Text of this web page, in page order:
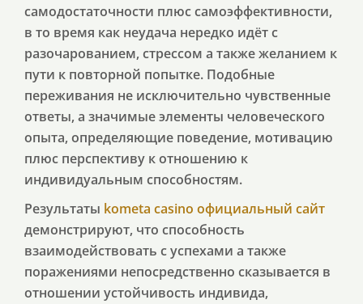
самодостаточности плюс самоэффективности,
в то время как неудача нередко идёт с
разочарованием, стрессом а также желанием к
пути к повторной попытке. Подобные
переживания не исключительно чувственные
ответы, а значимые элементы человеческого
опыта, определяющие поведение, мотивацию
плюс перспективу к отношению к
индивидуальным способностям.
Результаты kometa casino официальный сайт
демонстрируют, что способность
взаимодействовать с успехами а также
поражениями непосредственно сказывается в
отношении устойчивость индивида,